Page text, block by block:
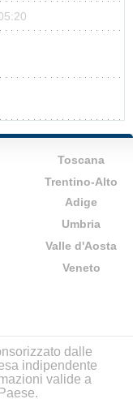
Toscana
Trentino-Alto
Adige
Umbria
Valle d'Aosta
Veneto
dalle
indipendente
valide a